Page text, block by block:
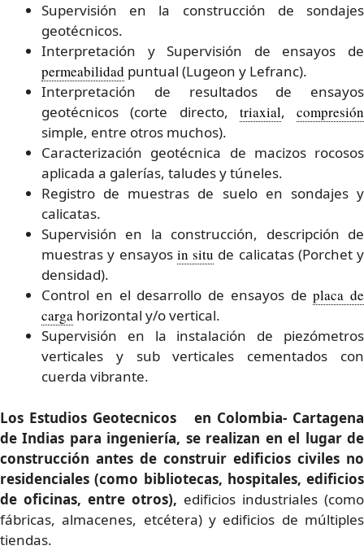
Supervisión en la construcción de sondajes
geotécnicos.
Interpretación y Supervisión de ensayos de
permeabilidad puntual (Lugeon y Lefranc).
Interpretación de resultados de ensayos
geotécnicos (corte directo, triaxial, compresión
simple, entre otros muchos).
Caracterización geotécnica de macizos rocosos
aplicada a galerías, taludes y túneles.
Registro de muestras de suelo en sondajes y
calicatas.
Supervisión en la construcción, descripción de
muestras y ensayos in situ de calicatas (Porchet y
densidad).
Control en el desarrollo de ensayos deplaca de
carga horizontal y/o vertical.
Supervisión en la instalación de piezómetros
verticales y sub verticales cementados con
cuerda vibrante.
Los Estudios Geotecnicos en Colombia- Cartagena
de Indias para ingeniería, se realizan en el lugar de
construcción antes de construir edificios civiles no
residenciales (como bibliotecas, hospitales, edificios
de oficinas, entre otros), edificios industriales (como
fábricas, almacenes, etcétera) y edificios de múltiples
tiendas.